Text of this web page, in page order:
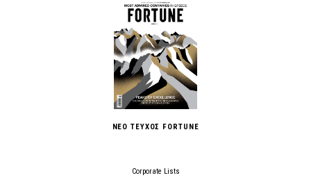
ΝΕΟ ΤΕΥΧΟΣ FORTUNE
Corporate Lists